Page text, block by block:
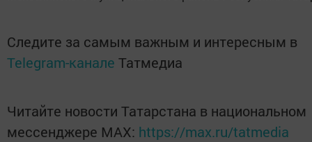
Следите за самым важным и интересным в
Telegram-канале Татмедиа
Читайте новости Татарстана в национальном
мессенджере MАХ: https://max.ru/tatmedia